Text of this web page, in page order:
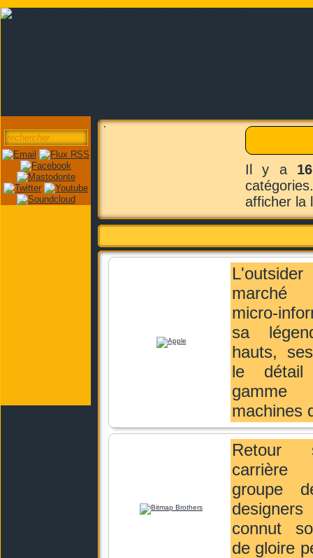
Il y a
afficher la
micro-
sa
hauts,
le
machines
groupe
connut
de gloire